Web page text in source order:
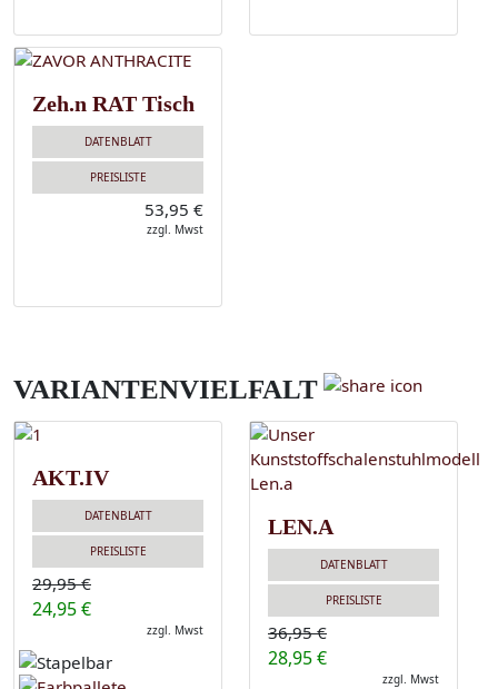
Zeh.n RAT Tisch
DATENBLATT
PREISLISTE
53,95 €
zzgl. Mwst
VARIANTENVIELFALT
AKT.IV
DATENBLATT
PREISLISTE
29,95 €
24,95 €
zzgl. Mwst
LEN.A
DATENBLATT
PREISLISTE
36,95 €
28,95 €
zzgl. Mwst